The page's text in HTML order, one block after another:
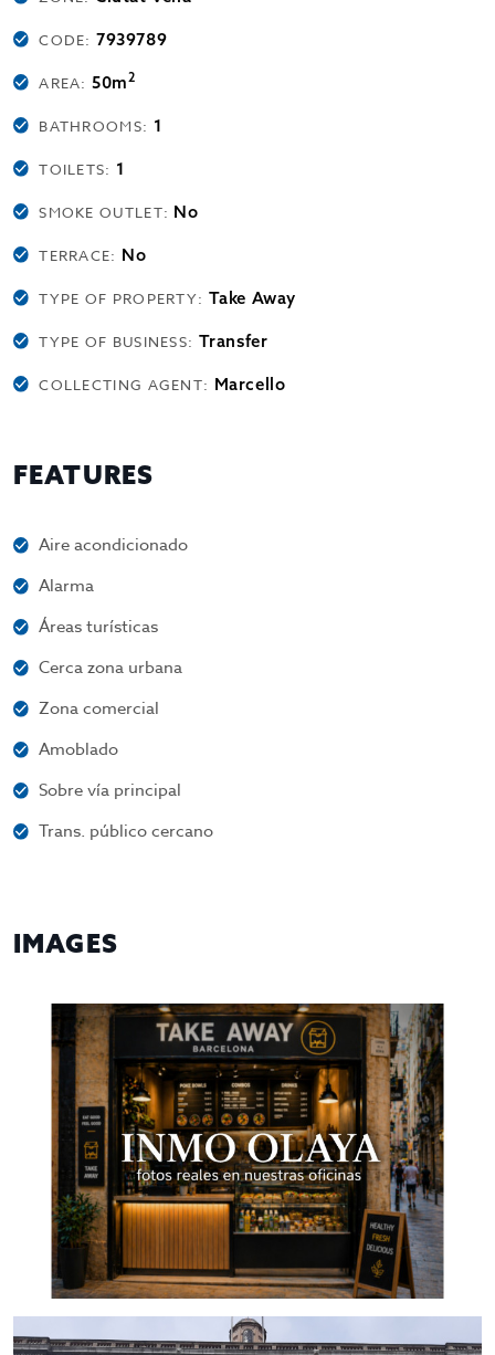
CODE:7939789
AREA:50m2
BATHROOMS: 1
TOILETS: 1
SMOKE OUTLET: No
TERRACE: No
TYPE OF PROPERTY: Take Away
TYPE OF BUSINESS: Transfer
COLLECTING AGENT: Marcello
FEATURES
Aire acondicionado
Alarma
Áreas turísticas
Cerca zona urbana
Zona comercial
Amoblado
Sobre vía principal
Trans. público cercano
IMAGES